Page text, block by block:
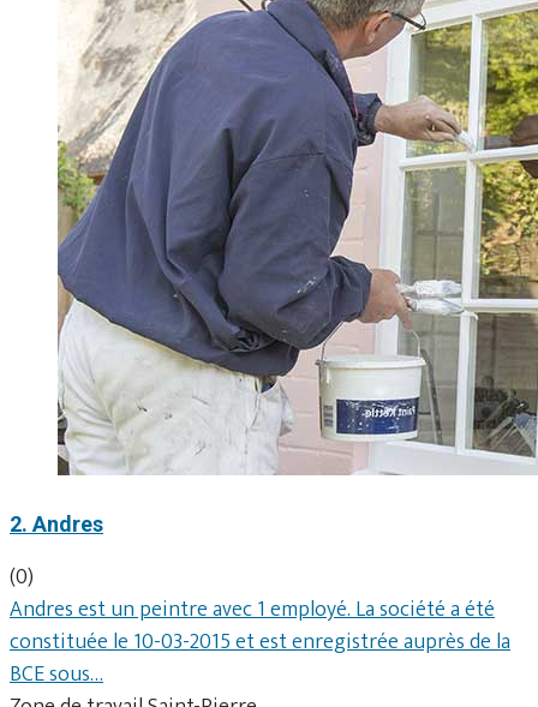
2. Andres
(0)
Andres est un peintre avec 1 employé. La société a été
constituée le 10-03-2015 et est enregistrée auprès de la
BCE sous…